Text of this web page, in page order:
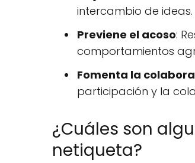
intercambio de ideas.
Previene el acoso:
comportamientos
Fomenta la
participación y la
¿Cuáles son
netiqueta?